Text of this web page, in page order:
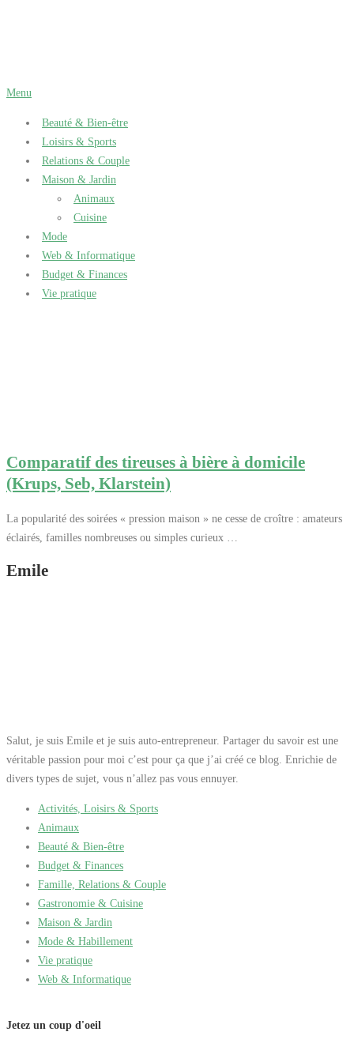
Menu
Beauté & Bien-être
Loisirs & Sports
Relations & Couple
Maison & Jardin
Animaux
Cuisine
Mode
Web & Informatique
Budget & Finances
Vie pratique
Comparatif des tireuses à bière à domicile
(Krups, Seb, Klarstein)
La popularité des soirées « pression maison » ne cesse de croître : amateurs
éclairés, familles nombreuses ou simples curieux …
Emile
Salut, je suis Emile et je suis auto-entrepreneur. Partager du savoir est une
véritable passion pour moi c’est pour ça que j’ai créé ce blog. Enrichie de
divers types de sujet, vous n’allez pas vous ennuyer.
Activités, Loisirs & Sports
Animaux
Beauté & Bien-être
Budget & Finances
Famille, Relations & Couple
Gastronomie & Cuisine
Maison & Jardin
Mode & Habillement
Vie pratique
Web & Informatique
Jetez un coup d'oeil